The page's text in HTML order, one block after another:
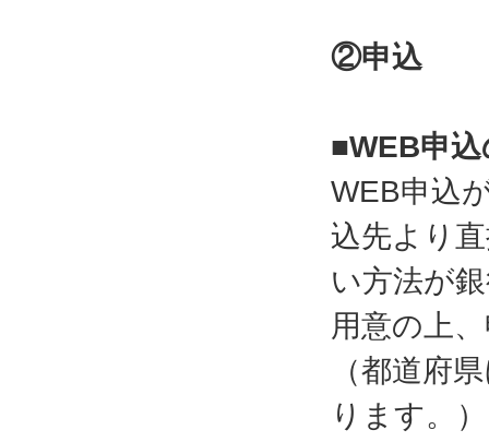
②申込
■WEB申
WEB申込
込先より
い方法が
用意の上
（都道府
ります。）